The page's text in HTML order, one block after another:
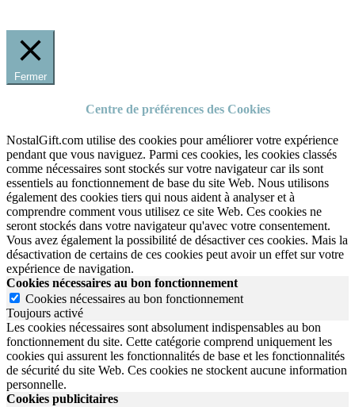
Fermer
Centre de préférences des Cookies
NostalGift.com utilise des cookies pour améliorer votre expérience
pendant que vous naviguez. Parmi ces cookies, les cookies classés
comme nécessaires sont stockés sur votre navigateur car ils sont
essentiels au fonctionnement de base du site Web. Nous utilisons
également des cookies tiers qui nous aident à analyser et à
comprendre comment vous utilisez ce site Web. Ces cookies ne
seront stockés dans votre navigateur qu'avec votre consentement.
Vous avez également la possibilité de désactiver ces cookies. Mais la
désactivation de certains de ces cookies peut avoir un effet sur votre
expérience de navigation.
Cookies nécessaires au bon fonctionnement
Cookies nécessaires au bon fonctionnement
Toujours activé
Les cookies nécessaires sont absolument indispensables au bon
fonctionnement du site. Cette catégorie comprend uniquement les
cookies qui assurent les fonctionnalités de base et les fonctionnalités
de sécurité du site Web. Ces cookies ne stockent aucune information
personnelle.
Cookies publicitaires